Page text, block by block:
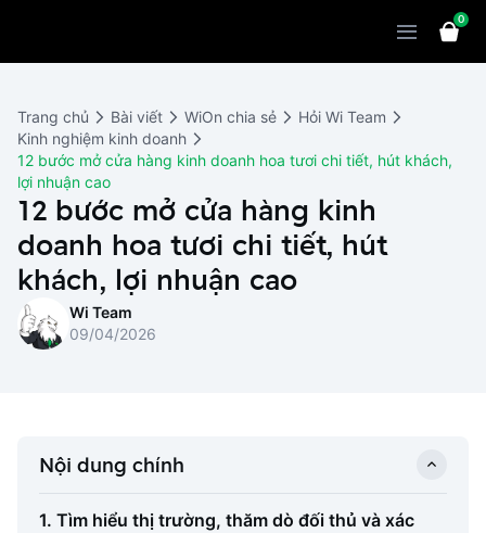
WiOn AI
WiOn Social
WiOn E-commerce
WiOn F&B
WiOn Dental
Chatbot
Marketing
CRM
Thiết kế website
Thiết bị
Bảng giá
Cùng WiOn
Báo chí
Đối tác
Wi Team
Liên hệ
0
Trang chủ Bài viết WiOn chia sẻ
Hỏi Wi Team
Kinh nghiệm kinh doanh
12 bước mở cửa hàng kinh doanh hoa tươi chi tiết, hút khách,
lợi nhuận cao
12 bước mở cửa hàng kinh
doanh hoa tươi chi tiết, hút
khách, lợi nhuận cao
Wi Team
09/04/2026
Nội dung chính
1. Tìm hiểu thị trường, thăm dò đối thủ và xác